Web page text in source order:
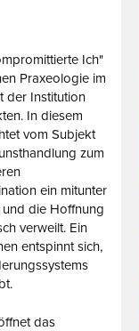
Ich"
Praxeologie im
der Institution
In diesem
vom Subjekt
zum
ein mitunter
und die Hoffnung
verweilt. Ein
entspinnt sich,
das